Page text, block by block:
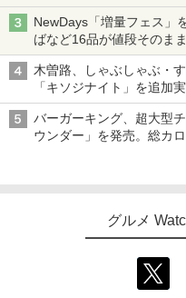
NewDays「増量フェス」
ばなど16品が値段そのま
木曽路、しゃぶしゃぶ・
「キソジナイト」を追加
バーガーキング、超大型
ウンダー」を発売。総カ
グルメ